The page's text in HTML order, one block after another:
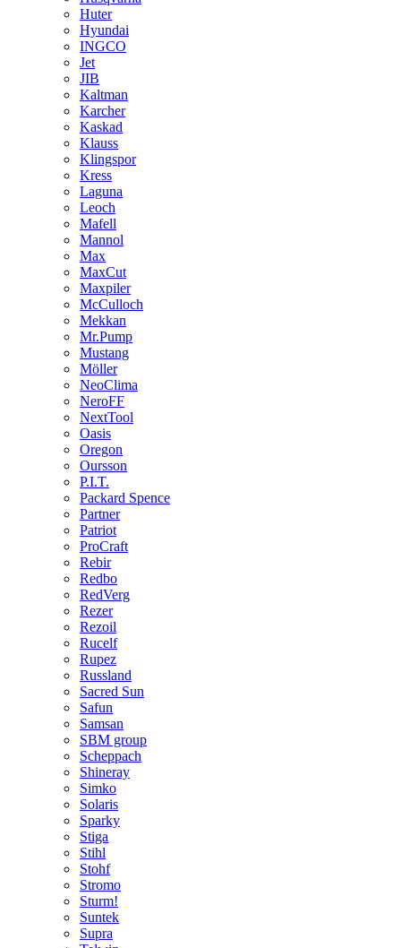
Huter
Hyundai
INGCO
Jet
JIB
Kaltman
Karcher
Kaskad
Klauss
Klingspor
Kress
Laguna
Leoch
Mafell
Mannol
Max
MaxCut
Maxpiler
McCulloch
Mekkan
Mr.Pump
Mustang
Möller
NeoClima
NeroFF
NextTool
Oasis
Oregon
Oursson
P.I.T.
Packard Spence
Partner
Patriot
ProCraft
Rebir
Redbo
RedVerg
Rezer
Rezoil
Rucelf
Rupez
Russland
Sacred Sun
Safun
Samsan
SBM group
Scheppach
Shineray
Simko
Solaris
Sparky
Stiga
Stihl
Stohf
Stromo
Sturm!
Suntek
Supra